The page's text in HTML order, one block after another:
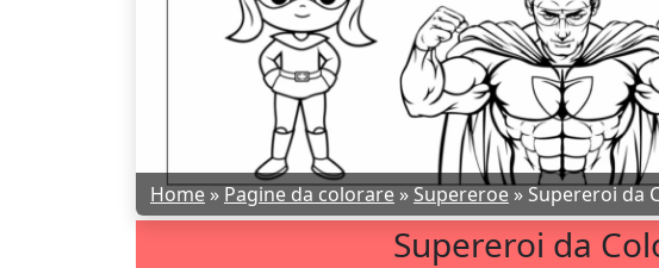
Home»Pagine da colorare»Supereroe»Supereroi da
Supereroi da